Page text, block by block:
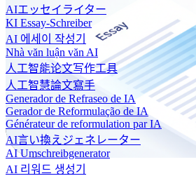
AIエッセイライター
KI Essay-Schreiber
AI 에세이 작성기
Nhà văn luận văn AI
人工智能论文写作工具
人工智慧論文寫手
Generador de Refraseo de IA
Gerador de Reformulação de IA
Générateur de reformulation par IA
AI言い換えジェネレーター
AI Umschreibgenerator
AI 리워드 생성기